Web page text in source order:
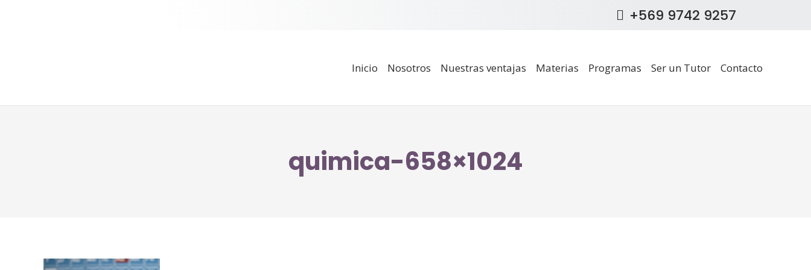
+569 9742 9257
Inicio Nosotros Nuestras ventajas Materias Programas Ser un Tutor Contacto
quimica-658×1024